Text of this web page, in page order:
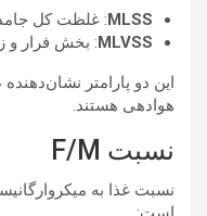
MLSS: غلظت کل
MLVSS: بخش فرار و
این دو پارامتر
هوادهی هستند.
نسبت F/M
نسبت غذا به